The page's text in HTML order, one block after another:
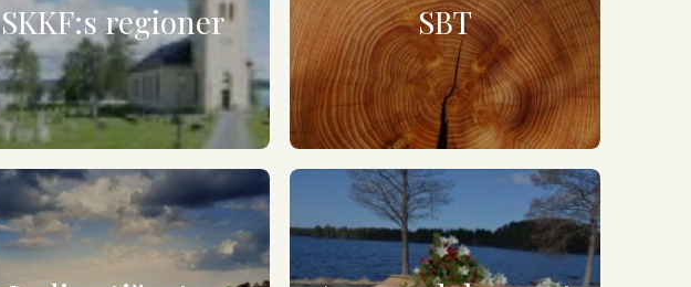
SKKF:s regioner SBT